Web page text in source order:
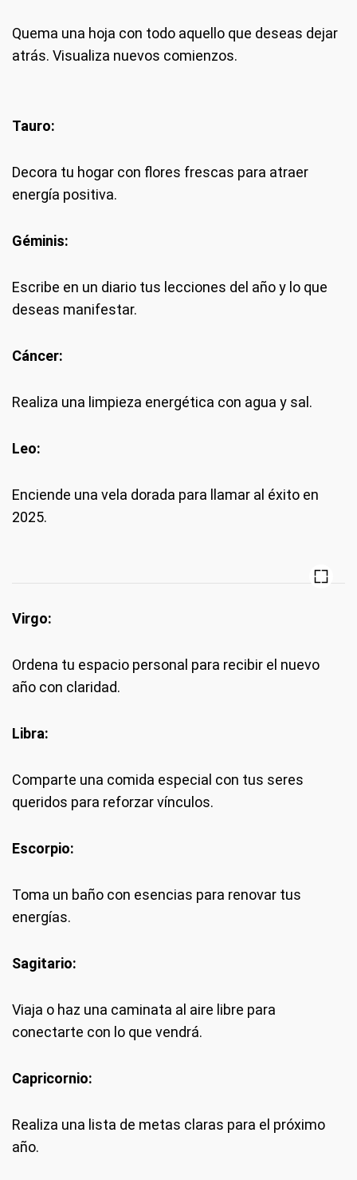
Quema una hoja con todo aquello que deseas dejar
atrás. Visualiza nuevos comienzos.
Tauro:
Decora tu hogar con flores frescas para atraer
energía positiva.
Géminis:
Escribe en un diario tus lecciones del año y lo que
deseas manifestar.
Cáncer:
Realiza una limpieza energética con agua y sal.
Leo:
Enciende una vela dorada para llamar al éxito en
2025.
Virgo:
Ordena tu espacio personal para recibir el nuevo
año con claridad.
Libra:
Comparte una comida especial con tus seres
queridos para reforzar vínculos.
Escorpio:
Toma un baño con esencias para renovar tus
energías.
Sagitario:
Viaja o haz una caminata al aire libre para
conectarte con lo que vendrá.
Capricornio:
Realiza una lista de metas claras para el próximo
año.